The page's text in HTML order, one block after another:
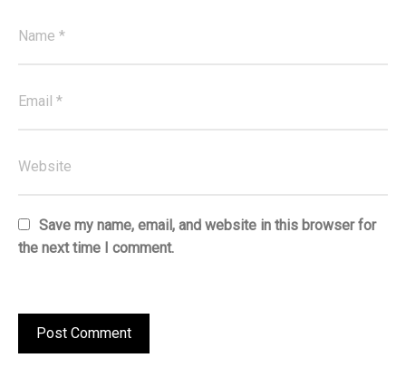
Save my name, email, and website in this browser for
the next time I comment.